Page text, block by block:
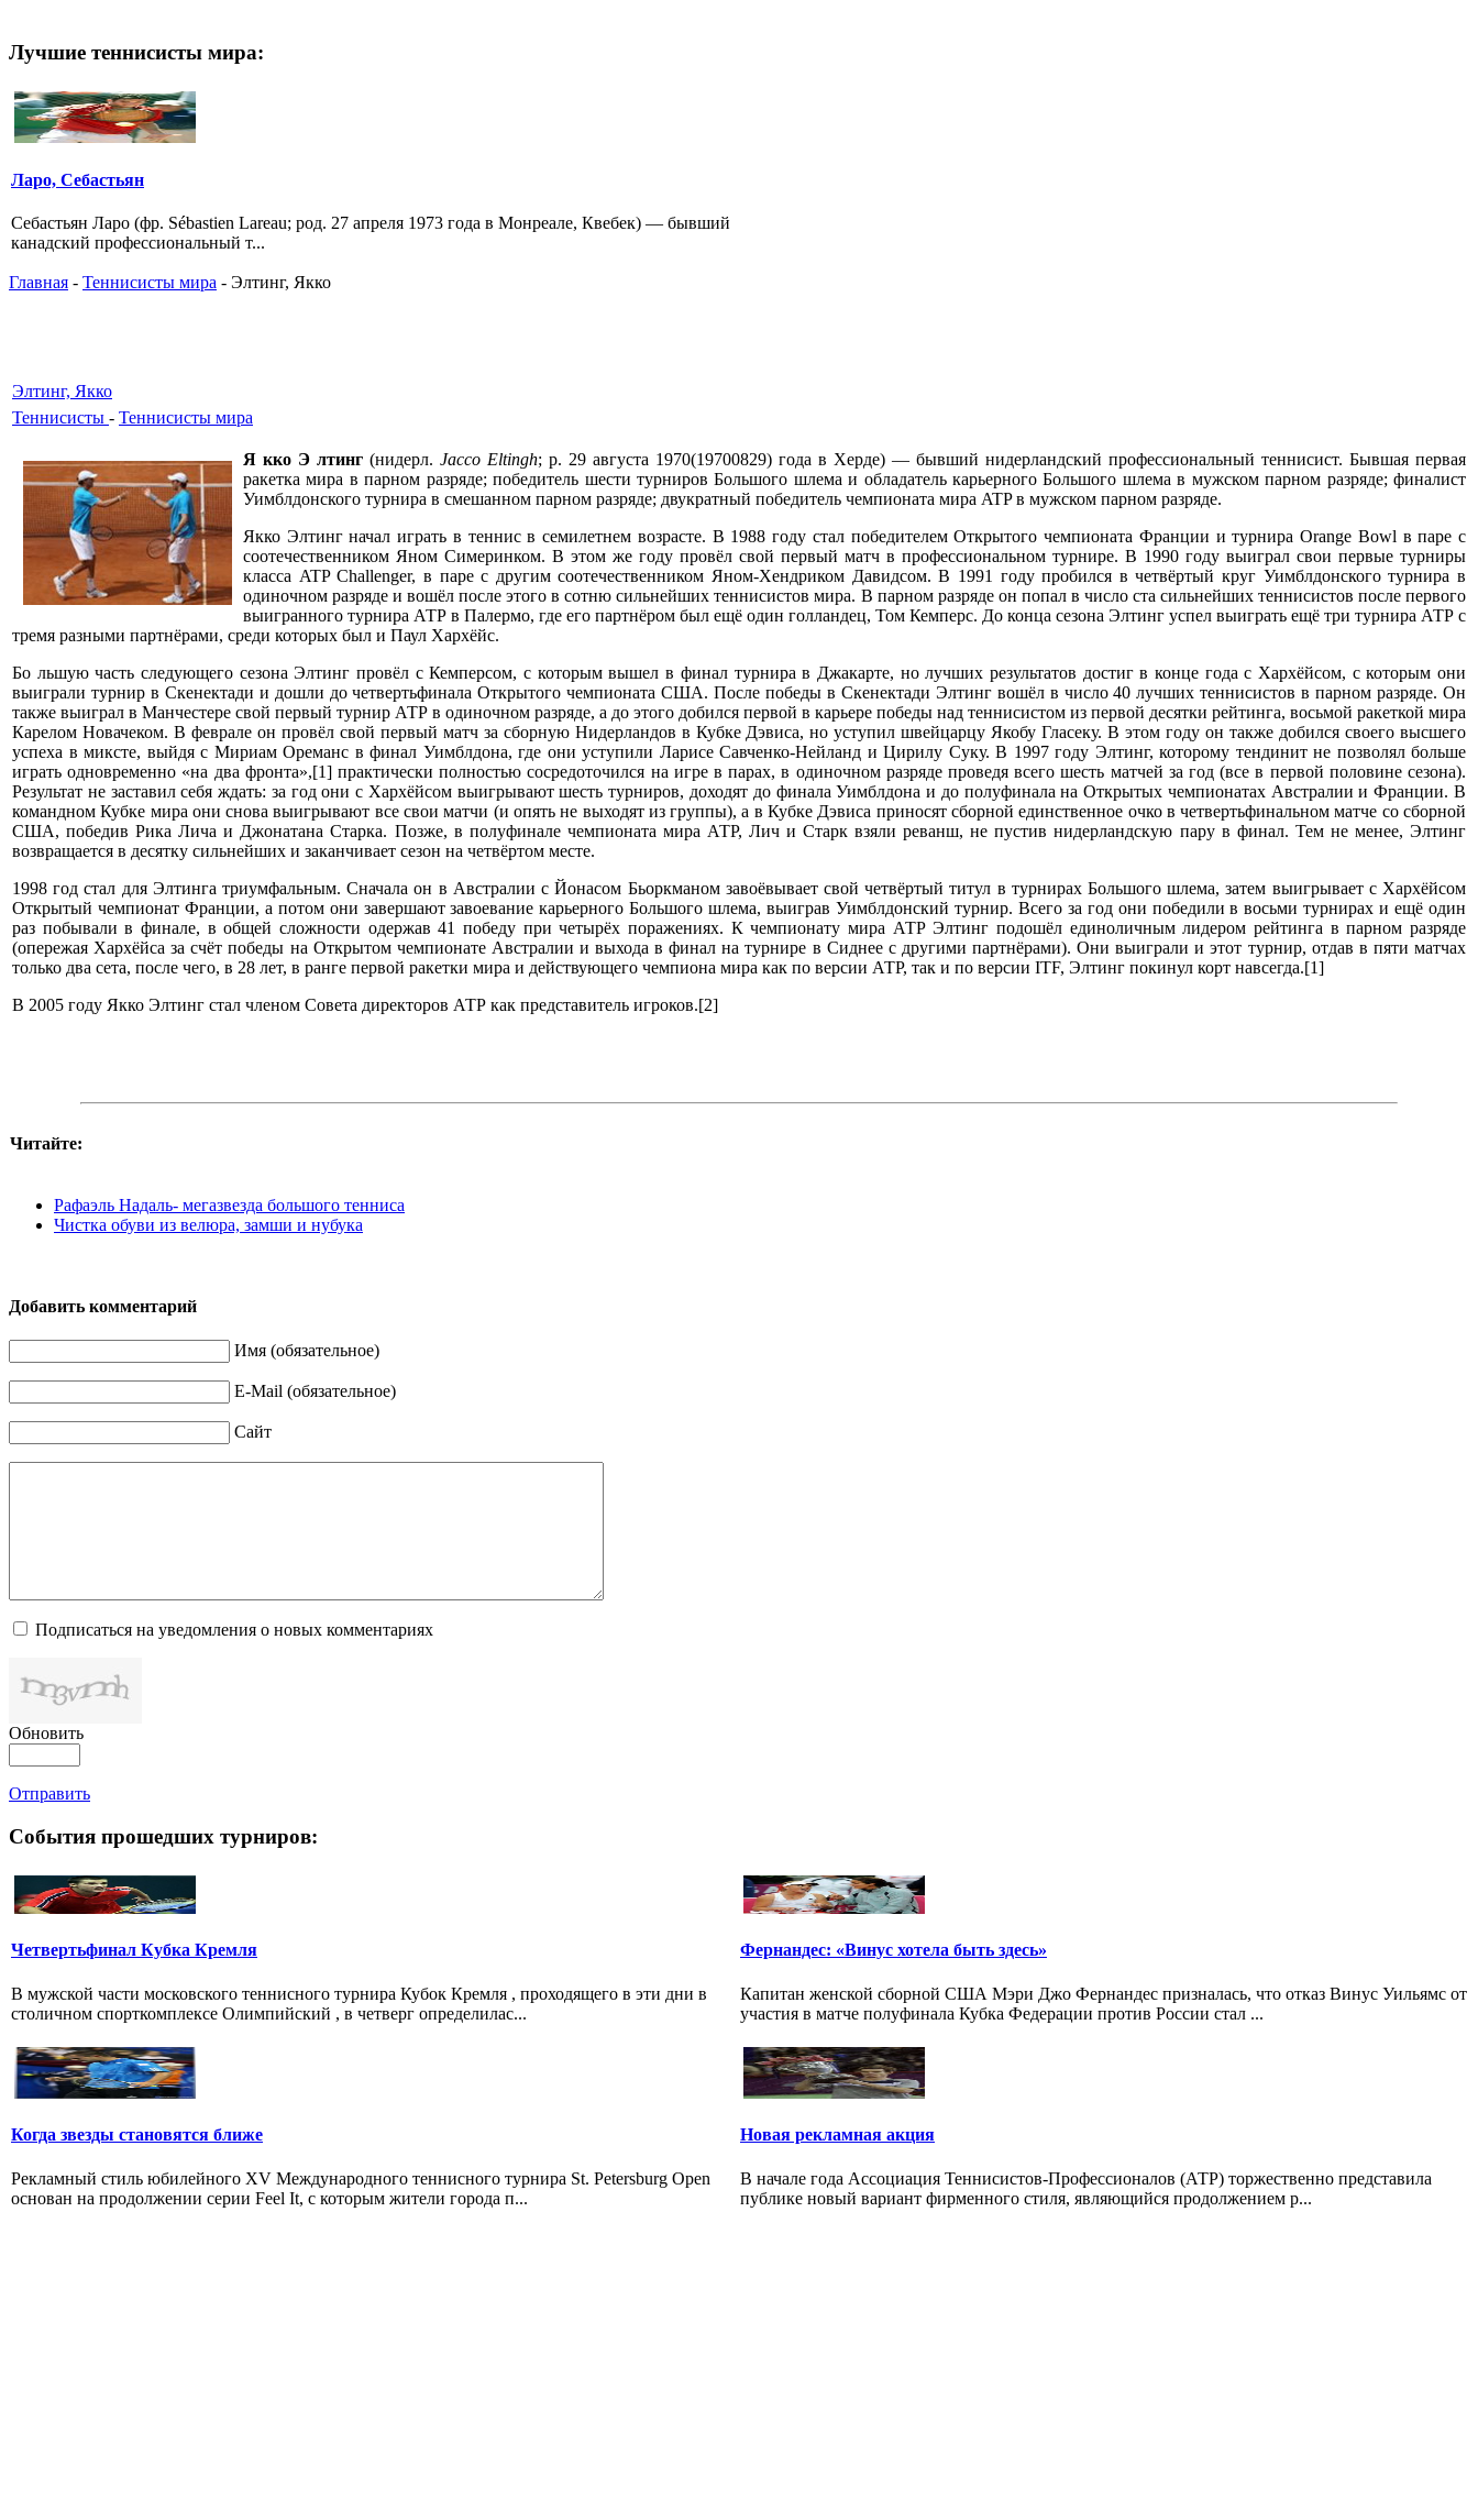
Лучшие теннисисты мира:
Ларо, Себастьян
Себастьян Ларо (фр. Sébastien Lareau; род. 27 апреля 1973 года в Монреале, Квебек) — бывший
канадский профессиональный т...
Главная - Теннисисты мира - Элтинг, Якко
Элтинг, Якко
Теннисисты - Теннисисты мира
Я кко Э лтинг (нидерл. Jacco Eltingh; р. 29 августа 1970(19700829) года в Херде) — бывший нидерландский профессиональный теннисист. Бывшая первая
ракетка мира в парном разряде; победитель шести турниров Большого шлема и обладатель карьерного Большого шлема в мужском парном разряде; финалист
Уимблдонского турнира в смешанном парном разряде; двукратный победитель чемпионата мира ATP в мужском парном разряде.
Якко Элтинг начал играть в теннис в семилетнем возрасте. В 1988 году стал победителем Открытого чемпионата Франции и турнира Orange Bowl в паре с
соотечественником Яном Симеринком. В этом же году провёл свой первый матч в профессиональном турнире. В 1990 году выиграл свои первые турниры
класса ATP Challenger, в паре с другим соотечественником Яном-Хендриком Давидсом. В 1991 году пробился в четвёртый круг Уимблдонского турнира в
одиночном разряде и вошёл после этого в сотню сильнейших теннисистов мира. В парном разряде он попал в число ста сильнейших теннисистов после первого
выигранного турнира АТР в Палермо, где его партнёром был ещё один голландец, Том Кемперс. До конца сезона Элтинг успел выиграть ещё три турнира АТР с
тремя разными партнёрами, среди которых был и Паул Хархёйс.
Бо льшую часть следующего сезона Элтинг провёл с Кемперсом, с которым вышел в финал турнира в Джакарте, но лучших результатов достиг в конце года с Хархёйсом, с которым они
выиграли турнир в Скенектади и дошли до четвертьфинала Открытого чемпионата США. После победы в Скенектади Элтинг вошёл в число 40 лучших теннисистов в парном разряде. Он
также выиграл в Манчестере свой первый турнир АТР в одиночном разряде, а до этого добился первой в карьере победы над теннисистом из первой десятки рейтинга, восьмой ракеткой мира
Карелом Новачеком. В феврале он провёл свой первый матч за сборную Нидерландов в Кубке Дэвиса, но уступил швейцарцу Якобу Гласеку. В этом году он также добился своего высшего
успеха в миксте, выйдя с Мириам Ореманс в финал Уимблдона, где они уступили Ларисе Савченко-Нейланд и Цирилу Суку. В 1997 году Элтинг, которому тендинит не позволял больше
играть одновременно «на два фронта»,[1] практически полностью сосредоточился на игре в парах, в одиночном разряде проведя всего шесть матчей за год (все в первой половине сезона).
Результат не заставил себя ждать: за год они с Хархёйсом выигрывают шесть турниров, доходят до финала Уимблдона и до полуфинала на Открытых чемпионатах Австралии и Франции. В
командном Кубке мира они снова выигрывают все свои матчи (и опять не выходят из группы), а в Кубке Дэвиса приносят сборной единственное очко в четвертьфинальном матче со сборной
США, победив Рика Лича и Джонатана Старка. Позже, в полуфинале чемпионата мира АТР, Лич и Старк взяли реванш, не пустив нидерландскую пару в финал. Тем не менее, Элтинг
возвращается в десятку сильнейших и заканчивает сезон на четвёртом месте.
1998 год стал для Элтинга триумфальным. Сначала он в Австралии с Йонасом Бьоркманом завоёвывает свой четвёртый титул в турнирах Большого шлема, затем выигрывает с Хархёйсом
Открытый чемпионат Франции, а потом они завершают завоевание карьерного Большого шлема, выиграв Уимблдонский турнир. Всего за год они победили в восьми турнирах и ещё один
раз побывали в финале, в общей сложности одержав 41 победу при четырёх поражениях. К чемпионату мира АТР Элтинг подошёл единоличным лидером рейтинга в парном разряде
(опережая Хархёйса за счёт победы на Открытом чемпионате Австралии и выхода в финал на турнире в Сиднее с другими партнёрами). Они выиграли и этот турнир, отдав в пяти матчах
только два сета, после чего, в 28 лет, в ранге первой ракетки мира и действующего чемпиона мира как по версии АТР, так и по версии ITF, Элтинг покинул корт навсегда.[1]
В 2005 году Якко Элтинг стал членом Совета директоров АТР как представитель игроков.[2]
Читайте:
Рафаэль Надаль- мегазвезда большого тенниса
Чистка обуви из велюра, замши и нубука
Добавить комментарий
Имя (обязательное)
E-Mail (обязательное)
Сайт
Подписаться на уведомления о новых комментариях
Обновить
Отправить
События прошедших турниров:
Четвертьфинал Кубка Кремля
В мужской части московского теннисного турнира Кубок Кремля , проходящего в эти дни в
столичном спорткомплексе Олимпийский , в четверг определилас...
Фернандес: «Винус хотела быть здесь»
Капитан женской сборной США Мэри Джо Фернандес призналась, что отказ Винус Уильямс от
участия в матче полуфинала Кубка Федерации против России стал ...
Когда звезды становятся ближе
Рекламный стиль юбилейного XV Международного теннисного турнира St. Petersburg Open
основан на продолжении серии Feel It, с которым жители города п...
Новая рекламная акция
В начале года Ассоциация Теннисистов-Профессионалов (АТР) торжественно представила
публике новый вариант фирменного стиля, являющийся продолжением р...